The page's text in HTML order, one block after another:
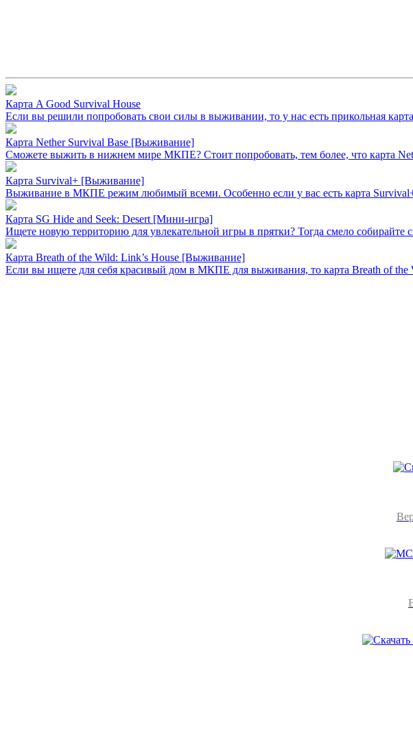
Карта A Good Survival House
Если вы решили попробовать свои силы в выживании, то у нас есть прикольная
Карта Nether Survival Base [Выживание]
Сможете выжить в нижнем мире МКПЕ? Стоит попробовать, тем более, что карта
Карта Survival+ [Выживание]
Выживание в МКПЕ режим любимый всеми. Особенно если у вас есть карта
Карта SG Hide and Seek: Desert [Мини-игра]
Ищете новую территорию для увлекательной игры в прятки? Тогда смело собирайте
Карта Breath of the Wild: Link’s House [Выживание]
Если вы ищете для себя красивый дом в МКПЕ для выживания, то карта Breath of the